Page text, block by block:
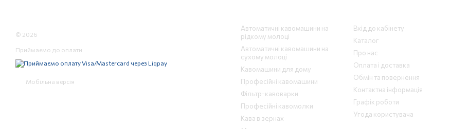
© 2026
Приймаємо до оплати
Мобільна версія
Автоматичні кавомашини на
рідкому молоці
Автоматичні кавомашини на
сухому молоці
Кавомашини для дому
Професійні кавомашини
Фільтр-кавоварки
Професійні кавомолки
Кава в зернах
Вхід до кабінету
Каталог
Про нас
Оплата і доставка
Обмін та повернення
Контактна інформація
Графік роботи
Угода користувача